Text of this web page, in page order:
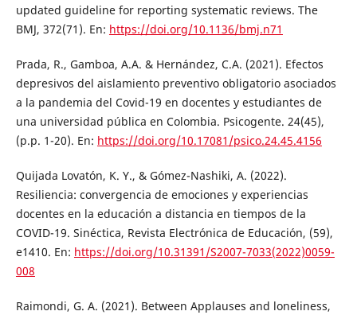
updated guideline for reporting systematic reviews. The
BMJ, 372(71). En: https://doi.org/10.1136/bmj.n71
Prada, R., Gamboa, A.A. & Hernández, C.A. (2021). Efectos
depresivos del aislamiento preventivo obligatorio asociados
a la pandemia del Covid-19 en docentes y estudiantes de
una universidad pública en Colombia. Psicogente. 24(45),
(p.p. 1-20). En: https://doi.org/10.17081/psico.24.45.4156
Quijada Lovatón, K. Y., & Gómez-Nashiki, A. (2022).
Resiliencia: convergencia de emociones y experiencias
docentes en la educación a distancia en tiempos de la
COVID-19. Sinéctica, Revista Electrónica de Educación, (59),
e1410. En: https://doi.org/10.31391/S2007-7033(2022)0059-
008
Raimondi, G. A. (2021). Between Applauses and loneliness,